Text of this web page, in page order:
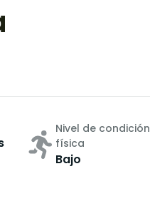
Nivel de condición
física
Bajo